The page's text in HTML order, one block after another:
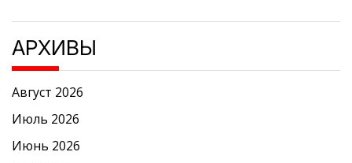
АРХИВЫ
Август 2026
Июль 2026
Июнь 2026